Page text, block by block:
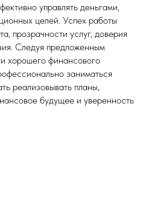
управлять деньгами,
целей. Успех работы
прозрачности услуг, доверия
Следуя предложенным
хорошего финансового
заниматься
реализовывать планы,
будущее и уверенность